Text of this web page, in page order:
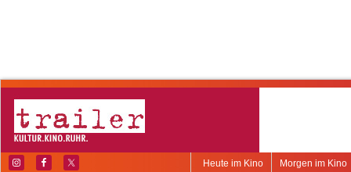
Morgen im Kino
Heute im Kino